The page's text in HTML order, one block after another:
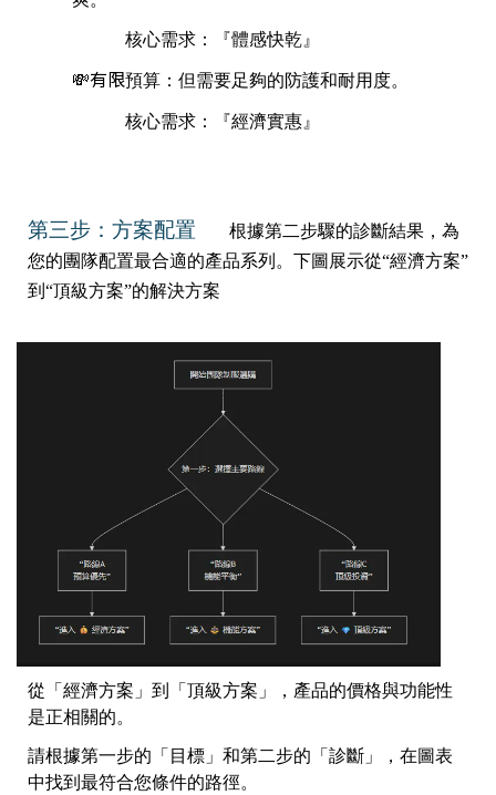
核心需求：『體感快乾』
💸有限預算：但需要足夠的防護和耐用度。
核心需求：『經濟實惠』
第三步：方案配置
根據第二步驟的診斷結果，為
您的團隊配置最合適的產品系列。下圖展示從“經濟方案”
到“頂級方案”的解決方案
從「經濟方案」到「頂級方案」，產品的價格與功能性
是正相關的。
請根據第一步的「目標」和第二步的「診斷」，在圖表
中找到最符合您條件的路徑。